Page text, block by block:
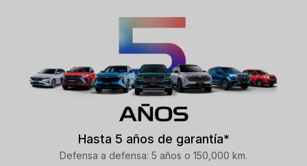
Hasta 5 años de garantía*
Defensa a defensa: 5 años o 150,000 km.